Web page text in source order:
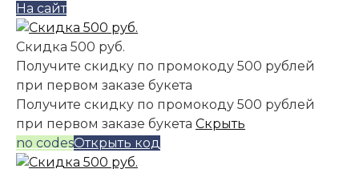
На сайт
Скидка 500 руб.
Получите скидку по промокоду 500 рублей
при первом заказе букета
Получите скидку по промокоду 500 рублей
при первом заказе букета Скрыть
no codesОткрыть код